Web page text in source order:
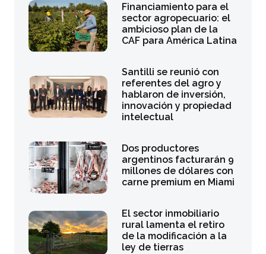
Financiamiento para el
sector agropecuario: el
ambicioso plan de la
CAF para América Latina
Santilli se reunió con
referentes del agro y
hablaron de inversión,
innovación y propiedad
intelectual
Dos productores
argentinos facturarán 9
millones de dólares con
carne premium en Miami
El sector inmobiliario
rural lamenta el retiro
de la modificación a la
ley de tierras